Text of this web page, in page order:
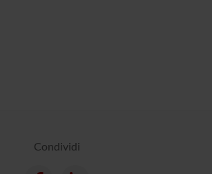
Condividi